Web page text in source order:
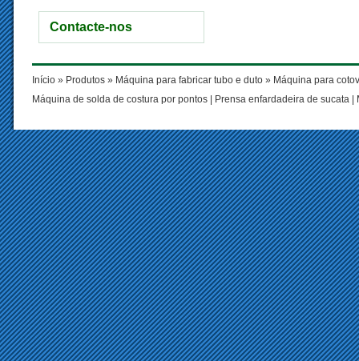
Contacte-nos
Início » Produtos » Máquina para fabricar tubo e duto » Máquina para
Máquina de solda de costura por pontos
Prensa enfardadeira de sucata